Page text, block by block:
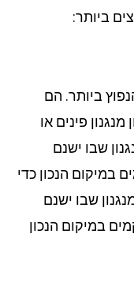
ביותר. הם
פינים או
שבו ישנם
הנכון כדי
שבו ישנם
הנכון